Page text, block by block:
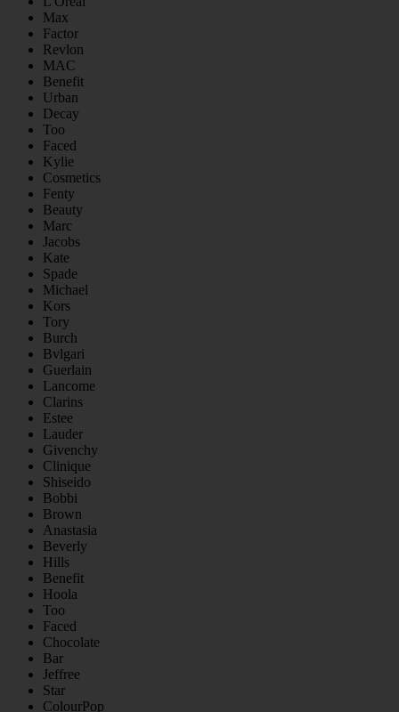
Max
Factor
Revlon
MAC
Benefit
Urban
Decay
Too
Faced
Kylie
Cosmetics
Fenty
Beauty
Marc
Jacobs
Kate
Spade
Michael
Kors
Tory
Burch
Bvlgari
Guerlain
Lancome
Clarins
Estee
Lauder
Givenchy
Clinique
Shiseido
Bobbi
Brown
Anastasia
Beverly
Hills
Benefit
Hoola
Too
Faced
Chocolate
Bar
Jeffree
Star
ColourPop